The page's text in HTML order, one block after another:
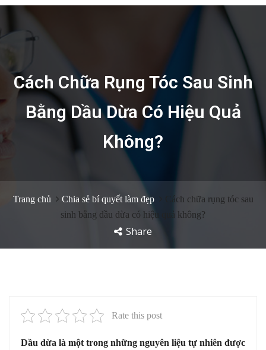
Cách Chữa Rụng Tóc Sau Sinh
Bằng Dầu Dừa Có Hiệu Quả
Không?
Trang chủ Chia sẻ bí quyết làm đẹp
Cách chữa rụng tóc sau
sinh bằng dầu dừa có hiệu quả không?
Share
Rate this post
Dầu dừa là một trong những nguyên liệu tự nhiên được